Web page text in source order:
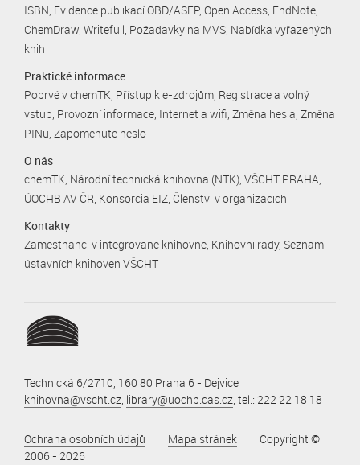
ISBN Evidence publikací OBD/ASEP Open Access EndNote
ChemDraw Writefull Požadavky na MVS Nabídka vyřazených
knih
Praktické informace
Poprvé v chemTK Přístup k e-zdrojům Registrace a volný
vstup Provozní informace Internet a wifi Změna hesla Změna
PINu Zapomenuté heslo
O nás
chemTK Národní technická knihovna (NTK) VŠCHT PRAHA
ÚOCHB AV ČR Konsorcia EIZ Členství v organizacích
Kontakty
Zaměstnanci v integrované knihovně Knihovní rady Seznam
ústavních knihoven VŠCHT
Technická 6/2710, 160 80 Praha 6 - Dejvice
knihovna@vscht.cz, library@uochb.cas.cz, tel.: 222 22 18 18
Ochrana osobních údajů Mapa stránek
Copyright ©
2006 - 2026